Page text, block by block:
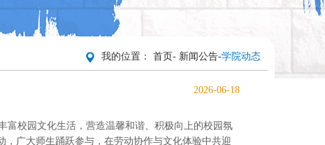
我的位置： 首页- 新闻公告-学院动态
2026-06-18
富校园文化生活，营造温馨和谐、积极向上的校园氛
，广大师生踊跃参与，在劳动协作与文化体验中共迎